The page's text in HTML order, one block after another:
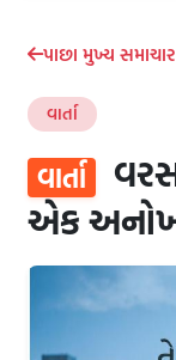
પાછા મુખ્ય
વાર્તા
વાર્તા
એક